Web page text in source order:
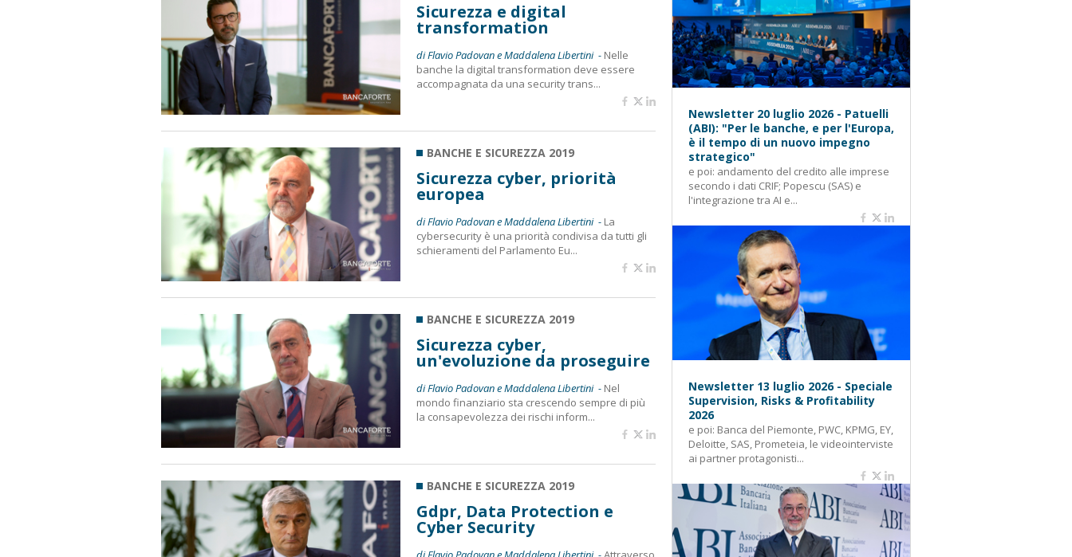
Sicurezza e digital
transformation
di Flavio Padovan e Maddalena Libertini - Nelle
banche la digital transformation deve essere
accompagnata da una security trans...
BANCHE E SICUREZZA 2019
Sicurezza cyber, priorità
europea
di Flavio Padovan e Maddalena Libertini - La
cybersecurity è una priorità condivisa da tutti gli
schieramenti del Parlamento Eu...
BANCHE E SICUREZZA 2019
Sicurezza cyber,
un'evoluzione da proseguire
di Flavio Padovan e Maddalena Libertini - Nel
mondo finanziario sta crescendo sempre di più
la consapevolezza dei rischi inform...
BANCHE E SICUREZZA 2019
Gdpr, Data Protection e
Cyber Security
Newsletter 20 luglio 2026 - Patuelli
(ABI): "Per le banche, e per l'Europa,
è il tempo di un nuovo impegno
strategico"
e poi: andamento del credito alle imprese
secondo i dati CRIF; Popescu (SAS) e
l'integrazione tra AI e...
Newsletter 13 luglio 2026 - Speciale
Supervision, Risks & Profitability
2026
e poi: Banca del Piemonte, PWC, KPMG, EY,
Deloitte, SAS, Prometeia, le videointerviste
ai partner protagonisti...